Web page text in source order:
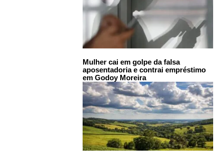
Mulher cai em golpe da falsa
aposentadoria e contrai empréstimo
em Godoy Moreira